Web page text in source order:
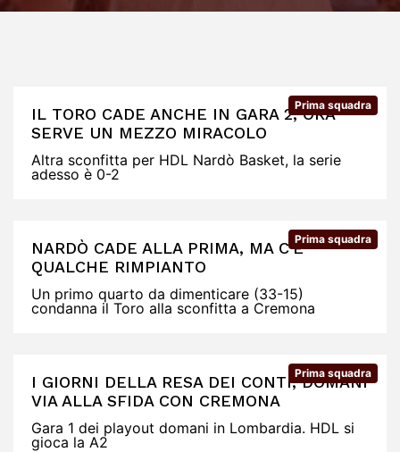
Prima squadra
IL TORO CADE ANCHE IN GARA 2, ORA
SERVE UN MEZZO MIRACOLO
Altra sconfitta per HDL Nardò Basket, la serie
adesso è 0-2
Prima squadra
NARDÒ CADE ALLA PRIMA, MA C'È
QUALCHE RIMPIANTO
Un primo quarto da dimenticare (33-15)
condanna il Toro alla sconfitta a Cremona
Prima squadra
I GIORNI DELLA RESA DEI CONTI, DOMANI
VIA ALLA SFIDA CON CREMONA
Gara 1 dei playout domani in Lombardia. HDL si
gioca la A2